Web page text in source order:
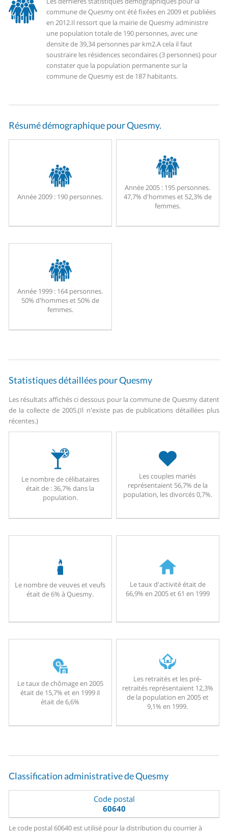
commune de Quesmy ont été fixées en 2009 et publiées
en 2012.Il ressort que la mairie de Quesmy administre
une population totale de 190 personnes, avec une
densite de 39,34 personnes par km2.A cela il faut
soustraire les résidences secondaires (3 personnes) pour
constater que la population permanente sur la
commune de Quesmy est de 187 habitants.
Résumé démographique pour Quesmy.
Année 2009 : 190 personnes.
Année 2005 : 195 personnes.
47,7% d'hommes et 52,3% de
femmes.
Année 1999 : 164 personnes.
50% d'hommes et 50% de
femmes.
Statistiques détaillées pour Quesmy
Les résultats affichés ci dessous pour la commune de Quesmy datent
de la collecte de 2005.(Il n'existe pas de publications détaillées plus
récentes.)
Le nombre de célibataires
était de : 36,7% dans la
population.
Les couples mariés
représentaient 56,7% de la
population, les divorcés 0,7%.
Le nombre de veuves et veufs
était de 6% à Quesmy.
Le taux d'activité était de
66,9% en 2005 et 61 en 1999
Le taux de chômage en 2005
était de 15,7% et en 1999 il
était de 6,6%
Les retraités et les pré-
retraités représentaient 12,3%
de la population en 2005 et
9,1% en 1999.
Classification administrative de Quesmy
Code postal
60640
Le code postal 60640 est utilisé pour la distribution du courrier à